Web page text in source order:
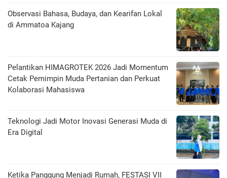
Observasi Bahasa, Budaya, dan Kearifan Lokal
di Ammatoa Kajang
Pelantikan HIMAGROTEK 2026 Jadi Momentum
Cetak Pemimpin Muda Pertanian dan Perkuat
Kolaborasi Mahasiswa
Teknologi Jadi Motor Inovasi Generasi Muda di
Era Digital
Ketika Panggung Menjadi Rumah, FESTASI VII